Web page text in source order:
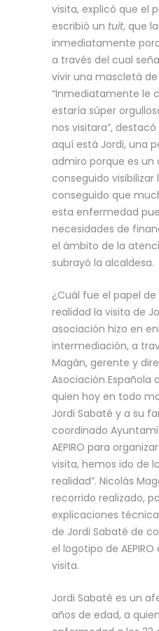
visita, explicó que el
escribió un tuit, que
inmediatamente
a través del cual
vivir una mascletá de
“Inmediatamente le
estaría súper
nos visitara”, destacó
aquí está Jordi, una
admiro porque es un
conseguido visibilizar
conseguido que
esta enfermedad
necesidades de
el ámbito de la
subrayó la alcaldesa.
¿Cuál fue el papel de
realidad la visita de
asociación hizo en
intermediación, a
Magán, gerente y
Asociación Española
quien hoy en todo
Jordi Sabaté y a su
coordinado
AEPIRO para
visita, hemos ido de
realidad”. Nicolás
recorrido realizado,
explicaciones
de Jordi Sabaté de
el logotipo de
visita.
Jordi Sabaté es un
años de edad, a